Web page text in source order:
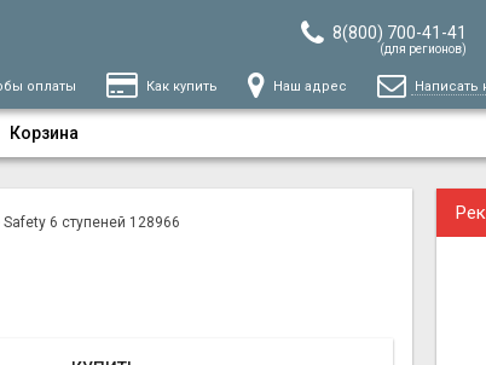
8(800) 700-41-41
(для регионов)
оплаты Как купить Наш адрес Написать
Корзина
6 ступеней 128966